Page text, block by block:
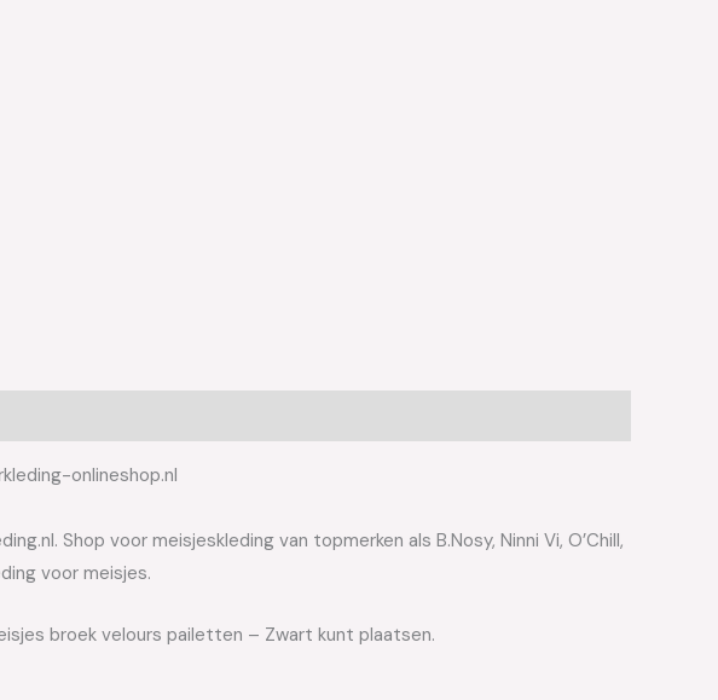
onlineshop.nl
Shop voor meisjeskleding van topmerken als B.Nosy, Ninni Vi, O’Chill,
voor meisjes.
broek velours pailetten – Zwart kunt plaatsen.